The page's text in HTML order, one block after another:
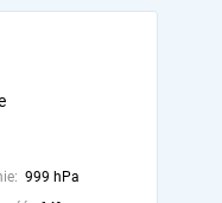
999 hPa